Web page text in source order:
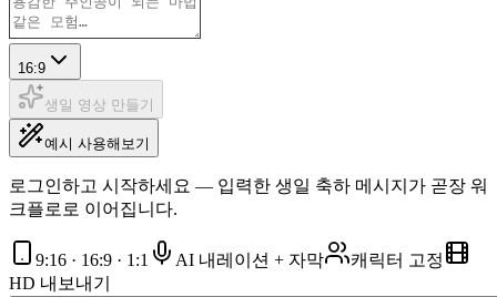
16:9
생일 영상 만들기
예시 사용해보기
로그인하고 시작하세요 — 입력한 생일 축하 메시지가 곧장 워
크플로로 이어집니다.
9:16 · 16:9 · 1:1 AI 내레이션 + 자막
캐릭터 고정
HD 내보내기